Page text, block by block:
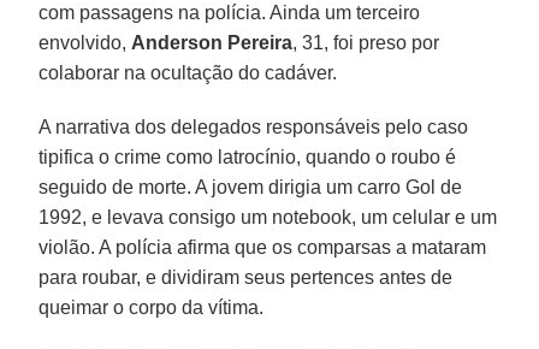
com passagens na polícia. Ainda um terceiro
envolvido, Anderson Pereira, 31, foi preso por
colaborar na ocultação do cadáver.
A narrativa dos delegados responsáveis pelo caso
tipifica o crime como latrocínio, quando o roubo é
seguido de morte. A jovem dirigia um carro Gol de
1992, e levava consigo um notebook, um celular e um
violão. A polícia afirma que os comparsas a mataram
para roubar, e dividiram seus pertences antes de
queimar o corpo da vítima.